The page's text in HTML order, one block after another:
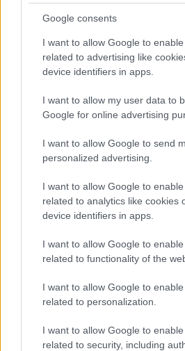
Google consents
I want to allow Google to
related to advertising like
device identifiers in apps.
I want to allow my user data to
Google for online advertising
I want to allow Google to send
personalized advertising.
I want to allow Google to
related to analytics like cookies
device identifiers in apps.
I want to allow Google to
related to functionality of the
I want to allow Google to
related to personalization.
I want to allow Google to
related to security, including
Bruksvallarna v. 46
Tävlingsprogram
8/12 – 14/12 Canmore
7/1 – 12/1 Vuokatti
14/1 – 19/1 Oberstdorf
7/3 – 16/3 Sotji
Länkar:
www.handikappidrott.se/